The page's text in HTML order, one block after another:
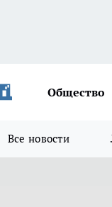
Общество
Все новости